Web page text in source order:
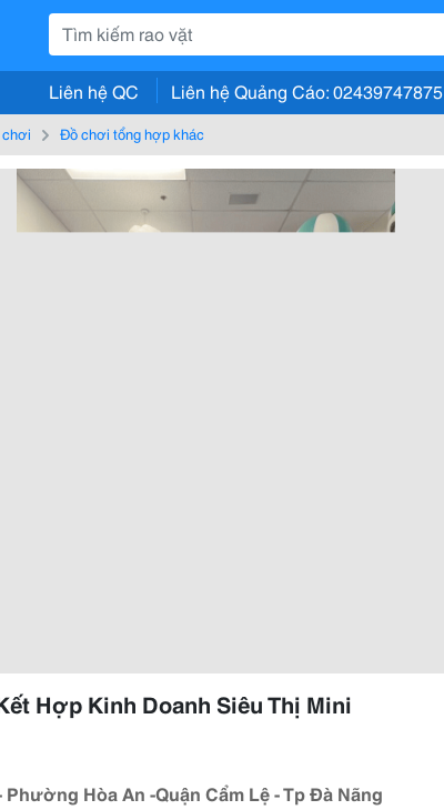
Liên hệ QC Liên hệ Quảng Cáo: 02439747875
Đồ chơi tổng hợp khác
Hợp Kinh Doanh Siêu Thị Mini
Hòa An -Quận Cẩm Lệ - Tp Đà Nãng